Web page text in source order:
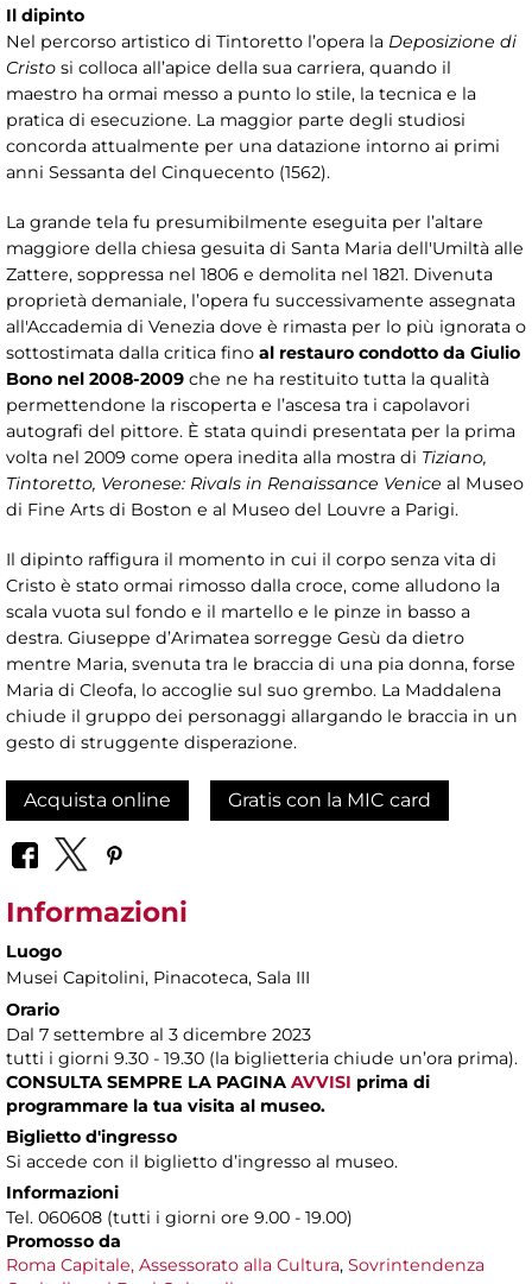
Il dipinto
Nel percorso artistico di Tintoretto l’opera la Deposizione di
Cristo si colloca all’apice della sua carriera, quando il
maestro ha ormai messo a punto lo stile, la tecnica e la
pratica di esecuzione. La maggior parte degli studiosi
concorda attualmente per una datazione intorno ai primi
anni Sessanta del Cinquecento (1562).
La grande tela fu presumibilmente eseguita per l’altare
maggiore della chiesa gesuita di Santa Maria dell'Umiltà alle
Zattere, soppressa nel 1806 e demolita nel 1821. Divenuta
proprietà demaniale, l’opera fu successivamente assegnata
all'Accademia di Venezia dove è rimasta per lo più ignorata o
sottostimata dalla critica fino al restauro condotto da Giulio
Bono nel 2008-2009 che ne ha restituito tutta la qualità
permettendone la riscoperta e l’ascesa tra i capolavori
autografi del pittore. È stata quindi presentata per la prima
volta nel 2009 come opera inedita alla mostra di Tiziano,
Tintoretto, Veronese: Rivals in Renaissance Venice al Museo
di Fine Arts di Boston e al Museo del Louvre a Parigi.
Il dipinto raffigura il momento in cui il corpo senza vita di
Cristo è stato ormai rimosso dalla croce, come alludono la
scala vuota sul fondo e il martello e le pinze in basso a
destra. Giuseppe d’Arimatea sorregge Gesù da dietro
mentre Maria, svenuta tra le braccia di una pia donna, forse
Maria di Cleofa, lo accoglie sul suo grembo. La Maddalena
chiude il gruppo dei personaggi allargando le braccia in un
gesto di struggente disperazione.
Acquista online Gratis con la MIC card
Informazioni
Luogo
Musei Capitolini, Pinacoteca, Sala III
Orario
Dal 7 settembre al 3 dicembre 2023
tutti i giorni 9.30 - 19.30 (la biglietteria chiude un’ora prima).
CONSULTA SEMPRE LA PAGINA AVVISI prima di
programmare la tua visita al museo.
Biglietto d'ingresso
Si accede con il biglietto d’ingresso al museo.
Informazioni
Tel. 060608 (tutti i giorni ore 9.00 - 19.00)
Promosso da
Roma Capitale, Assessorato alla Cultura, Sovrintendenza